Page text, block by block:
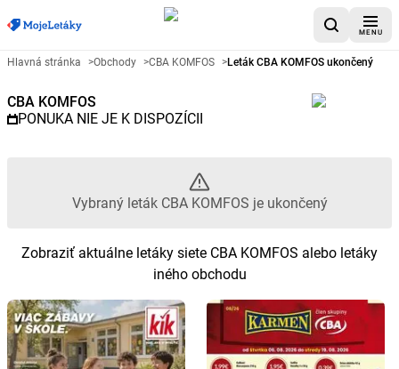
MENU
Reklamný leták CBA KOMFOS
Hlavná stránka >Obchody >CBA KOMFOS >Leták CBA KOMFOS ukončený
CBA KOMFOS
PONUKA NIE JE K DISPOZÍCII
Vybraný leták CBA KOMFOS je ukončený
Zobraziť aktuálne letáky siete CBA KOMFOS alebo letáky
iného obchodu